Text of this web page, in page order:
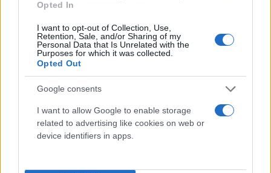
Opted In
I want to opt-out of Collection, Use,
Retention, Sale, and/or Sharing of my
Personal Data that Is Unrelated with the
Purposes for which it was collected.
Opted Out
Google consents
I want to allow Google to enable storage
related to advertising like cookies on web or
device identifiers in apps.